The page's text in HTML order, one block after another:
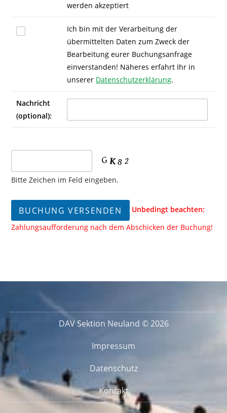
werden akzeptiert
Ich bin mit der Verarbeitung der
übermittelten Daten zum Zweck der
Bearbeitung eurer Buchungsanfrage
einverstanden! Näheres erfahrt Ihr in
unserer Datenschutzerklärung.
Nachricht
(optional):
Bitte Zeichen im Feld eingeben.
Unbedingt beachten:
Zahlungsaufforderung nach dem Abschicken der Buchung!
DAV Sektion Neuland © 2026
Impressum
Datenschutz
Kontakt